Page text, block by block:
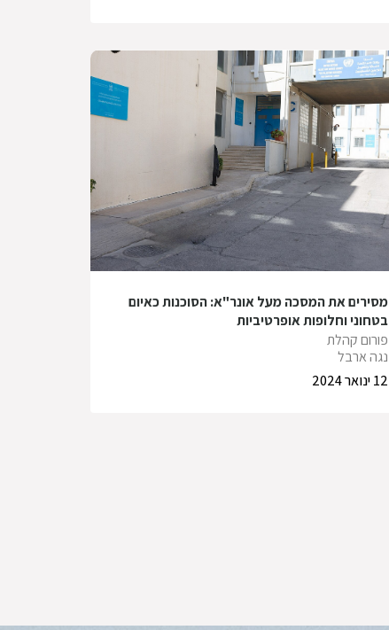
מסירים את המסכה מעל אונר"א: הסוכנות כאיום
בטחוני וחלופות אופרטיביות
פורום קהלת
נגה ארבל
12 ינואר 2024